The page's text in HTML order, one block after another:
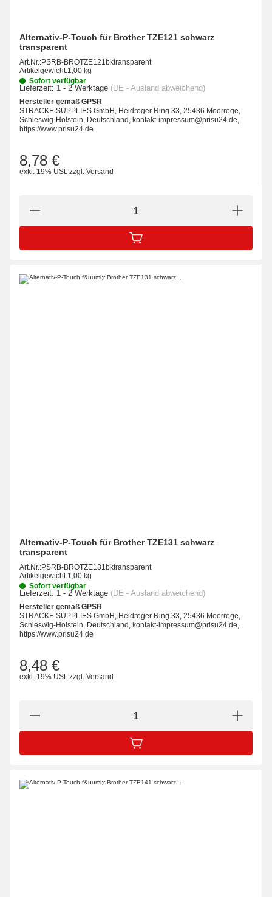
Alternativ-P-Touch für Brother TZE121 schwarz
transparent
Art.Nr.:PSRB-BROTZE121bktransparent
Artikelgewicht:1,00 kg
Sofort verfügbar
Lieferzeit: 1 - 2 Werktage (DE - Ausland abweichend)
Hersteller gemäß GPSR
STRACKE SUPPLIES GmbH, Heidreger Ring 33, 25436 Moorrege,
Schleswig-Holstein, Deutschland, kontakt-impressum@prisu24.de,
https://www.prisu24.de
8,78 €
exkl. 19% USt. zzgl. Versand
IN DEN WARENKORB
Alternativ-P-Touch für Brother TZE131 schwarz
transparent
Art.Nr.:PSRB-BROTZE131bktransparent
Artikelgewicht:1,00 kg
Sofort verfügbar
Lieferzeit: 1 - 2 Werktage (DE - Ausland abweichend)
Hersteller gemäß GPSR
STRACKE SUPPLIES GmbH, Heidreger Ring 33, 25436 Moorrege,
Schleswig-Holstein, Deutschland, kontakt-impressum@prisu24.de,
https://www.prisu24.de
8,48 €
exkl. 19% USt. zzgl. Versand
IN DEN WARENKORB